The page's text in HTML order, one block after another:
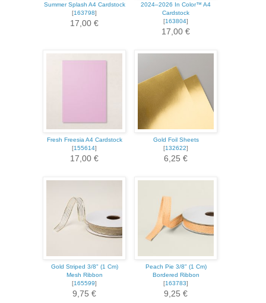
Summer Splash A4 Cardstock
[163798]
17,00 €
2024–2026 In Color™ A4
Cardstock
[163804]
17,00 €
Fresh Freesia A4 Cardstock
[155614]
17,00 €
Gold Foil Sheets
[132622]
6,25 €
Gold Striped 3/8" (1 Cm)
Mesh Ribbon
[165599]
9,75 €
Peach Pie 3/8" (1 Cm)
Bordered Ribbon
[163783]
9,25 €